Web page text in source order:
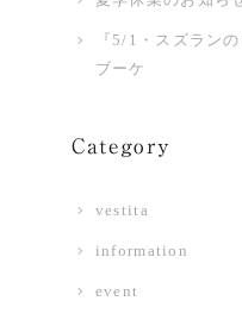
『5/1・スズラン
ブーケ
Category
vestita
information
event